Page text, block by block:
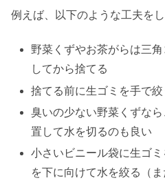
例えば、以下のような工夫をし
野菜くずやお茶がらは三
してから捨てる
捨てる前に生ゴミを手で
臭いの少ない野菜くずな
置して水を切るのも良い
小さいビニール袋に生ゴ
を下に向けて水を絞る（